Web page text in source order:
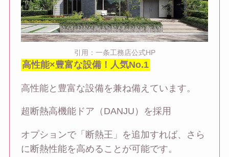
引用：一条工務店公式HP
高性能×豊富な設備！人気No.1
高性能と豊富な設備を兼ね備えています。
超断熱高機能ドア（DANJU）を採用
オプションで「断熱王」を追加すれば、さら
に断熱性能を高めることが可能です。